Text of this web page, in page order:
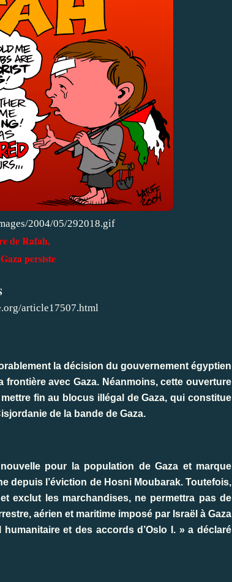
2004/05/292018.gif
de Rafah,
persiste
article17507.html
la décision du gouvernement égyptien
frontière avec Gaza. Néanmoins, cette ouverture
fin au blocus illégal de Gaza, qui constitue
de la bande de Gaza.
pour la population de Gaza et marque
depuis l’éviction de Hosni Moubarak. Toutefois,
exclut les marchandises, ne permettra pas de
aérien et maritime imposé par Israël à Gaza
et des accords d’Oslo I. » a déclaré